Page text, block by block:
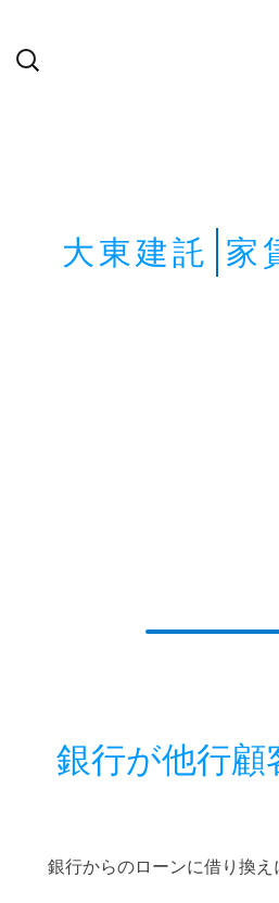
検
索:
大東建託 家
銀行が他行
銀行からのローンに借り換え